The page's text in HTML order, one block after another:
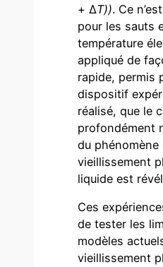
+ ΔT)). Ce
pour les sauts
température
appliqué de
rapide, permis
dispositif
réalisé, que le
profondément
du phénomène
vieillissement
liquide est
Ces
de tester les
modèles
vieillissement